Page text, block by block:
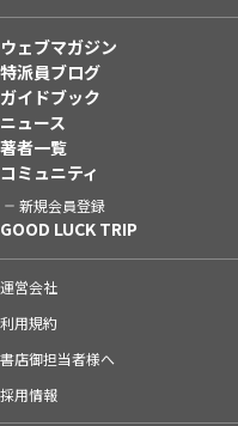
ウェブマガジン
特派員ブログ
ガイドブック
ニュース
著者一覧
コミュニティ
新規会員登録
GOOD LUCK TRIP
運営会社
利用規約
書店御担当者様へ
採用情報